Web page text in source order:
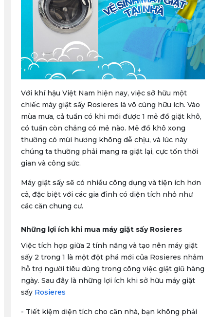
Với khí hậu Việt Nam hiện nay, việc sở hữu một
chiếc máy giặt sấy Rosieres là vô cùng hữu ích. Vào
mùa mưa, cả tuần có khi mới được 1 mẻ đồ giặt khô,
có tuần còn chẳng có mẻ nào. Mẻ đồ khô xong
thường có mùi hương không dễ chịu, và lúc này
chúng ta thường phải mang ra giặt lại, cực tốn thời
gian và công sức.
Máy giặt sấy sẽ có nhiều công dụng và tiện ích hơn
cả, đặc biệt với các gia đình có diện tích nhỏ như
các căn chung cư.
Những lợi ích khi mua máy giặt sấy Rosieres
Việc tích hợp giữa 2 tính năng và tạo nên máy giặt
sấy 2 trong 1 là một đột phá mới của Rosieres nhằm
hỗ trợ người tiêu dùng trong công việc giặt giũ hàng
ngày. Sau đây là những lợi ích khi sở hữu máy giặt
sấy Rosieres
- Tiết kiệm diện tích cho căn nhà, bạn không phải